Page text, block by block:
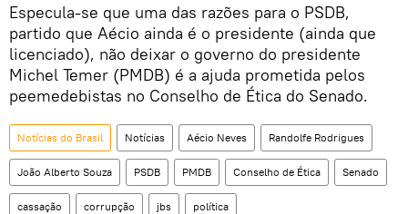
Especula-se que uma das razões para o PSDB,
partido que Aécio ainda é o presidente (ainda que
licenciado), não deixar o governo do presidente
Michel Temer (PMDB) é a ajuda prometida pelos
peemedebistas no Conselho de Ética do Senado.
Notícias do Brasil Notícias Aécio Neves Randolfe Rodrigues
João Alberto Souza PSDB PMDB Conselho de Ética Senado
cassação corrupção jbs política